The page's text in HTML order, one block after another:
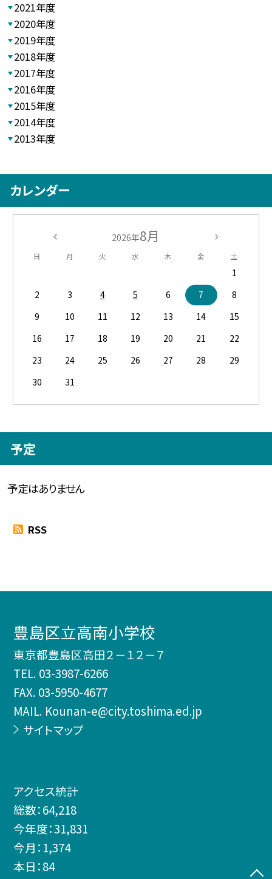
2021年度
2020年度
2019年度
2018年度
2017年度
2016年度
2015年度
2014年度
2013年度
カレンダー
2026年8月
日 月 火 水 木 金 土
1
2
3 4 5 6 7
8
9
10 11 12 13 14
15
16
17 18 19 20 21
22
23
24 25 26 27 28
29
30
31
予定
予定はありません
RSS
豊島区立高南小学校
東京都豊島区高田２－１２－７
TEL. 03-3987-6266
FAX. 03-5950-4677
MAIL. Kounan-e@city.toshima.ed.jp
サイトマップ
アクセス統計
総数：64,218
今年度：31,831
今月： 1,374
本日：84